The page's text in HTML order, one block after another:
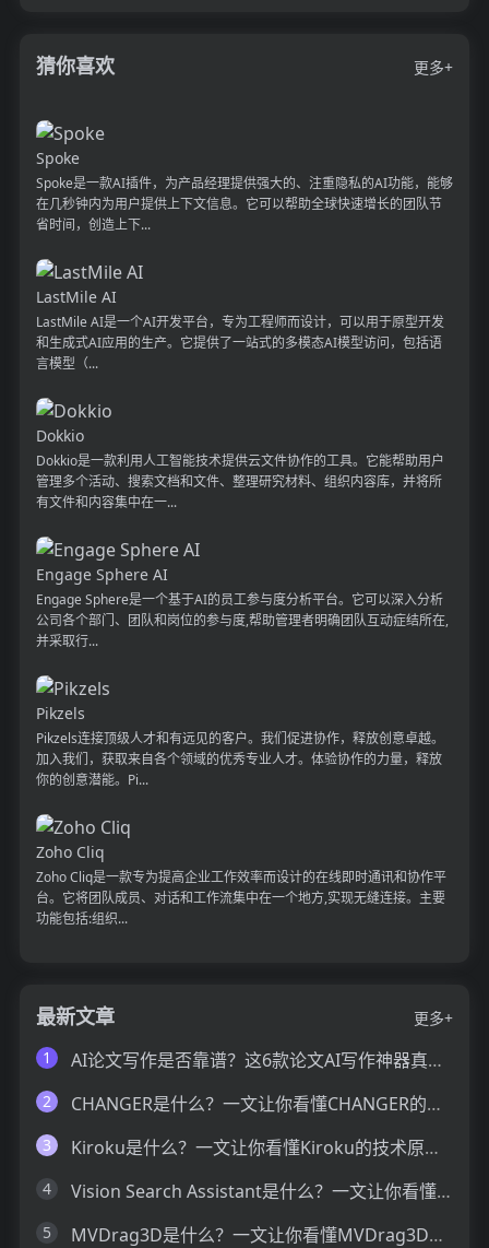
猜你喜欢 更多+
Spoke
Spoke是一款AI插件，为产品经理提供强大的、注重隐私的AI功能，能够
在几秒钟内为用户提供上下文信息。它可以帮助全球快速增长的团队节
省时间，创造上下...
LastMile AI
LastMile AI是一个AI开发平台，专为工程师而设计，可以用于原型开发
和生成式AI应用的生产。它提供了一站式的多模态AI模型访问，包括语
言模型（...
Dokkio
Dokkio是一款利用人工智能技术提供云文件协作的工具。它能帮助用户
管理多个活动、搜索文档和文件、整理研究材料、组织内容库，并将所
有文件和内容集中在一...
Engage Sphere AI
Engage Sphere是一个基于AI的员工参与度分析平台。它可以深入分析
公司各个部门、团队和岗位的参与度,帮助管理者明确团队互动症结所在,
并采取行...
Pikzels
Pikzels连接顶级人才和有远见的客户。我们促进协作，释放创意卓越。
加入我们，获取来自各个领域的优秀专业人才。体验协作的力量，释放
你的创意潜能。Pi...
Zoho Cliq
Zoho Cliq是一款专为提高企业工作效率而设计的在线即时通讯和协作平
台。它将团队成员、对话和工作流集中在一个地方,实现无缝连接。主要
功能包括:组织...
最新文章
更多+
1
AI论文写作是否靠谱？这6款论文AI写作神器真的可以让你效率翻倍
2 CHANGER是什么？一文让你看懂CHANGER的技术原理、主要功能、应用场景
3 Kiroku是什么？一文让你看懂Kiroku的技术原理、主要功能、应用场景
4 Vision Search Assistant是什么？一文让你看懂Vision Search Assistant的技术原理、主要功能、应用场景
5 MVDrag3D是什么？一文让你看懂MVDrag3D的技术原理、主要功能、应用场景